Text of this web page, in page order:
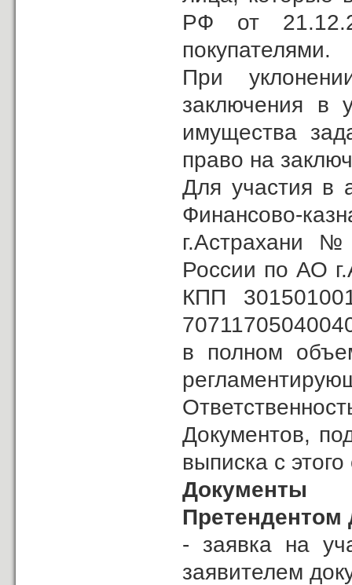
РФ от
покупателями.
При
заключения в
имущества
право на
Для участия в
Финансово-
г.Астрахани
России по АО
КПП
в полном
Документов,
выписка с этого
Документы
Претендентом
- заявка на
заявителем